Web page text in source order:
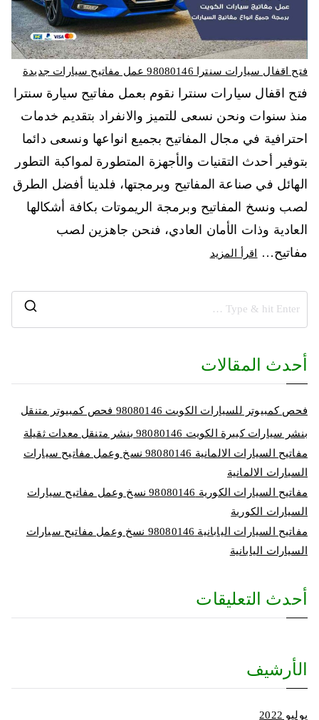
فتح اقفال سيارات سنترا 98080146‬ عمل مفاتيح سيارات جديدة
فتح اقفال سيارات سنترا نقوم بعمل مفاتيح سيارة سنترا
منذ سنوات ونحن نسعى للتميز والانفراد بتقديم خدمات
احترافية في مجال المفاتيح بجميع انواعها ونسعى دائما
بتوفير أحدث التقنيات والأجهزة المتطورة لمواكبة التطور
الهائل في صناعة المفاتيح وبرمجتها، فلدينا أفضل الطرق
لصب ونسخ المفاتيح وبرمجة الريموتات بكافة أشكالها
العادية وذات الأمان العادي، فنحن جاهزين لصب
مفاتيح…
اقرأ المزيد
أحدث المقالات
فحص كمبيوتر للسيارات الكويت 98080146‬ فحص كمبيوتر متنقل
بنشر سيارات كبيرة الكويت 98080146‬ بنشر متنقل معدات ثقيلة
مفاتيح السيارات الالمانية 98080146‬ نسخ وعمل مفاتيح سيارات
السيارات الالمانية
مفاتيح السيارات الكورية 98080146‬ نسخ وعمل مفاتيح سيارات
السيارات الكورية
مفاتيح السيارات اليابانية 98080146‬ نسخ وعمل مفاتيح سيارات
السيارات اليابانية
أحدث التعليقات
الأرشيف
يوليو 2022